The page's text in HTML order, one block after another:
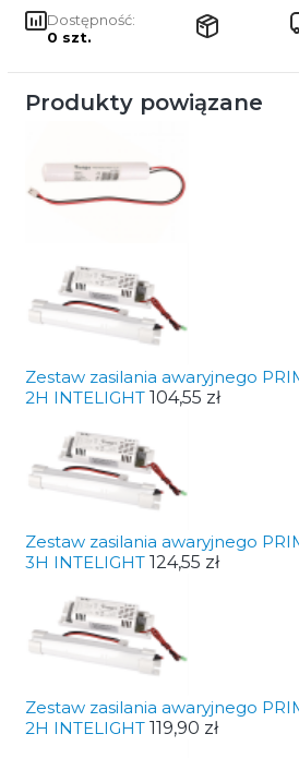
Dostępność:
0 szt.
Produkty powiązane
Zestaw zasilania awaryjnego
2H INTELIGHT 104,55 zł
Zestaw zasilania awaryjnego
3H INTELIGHT 124,55 zł
Zestaw zasilania awaryjnego
2H INTELIGHT 119,90 zł